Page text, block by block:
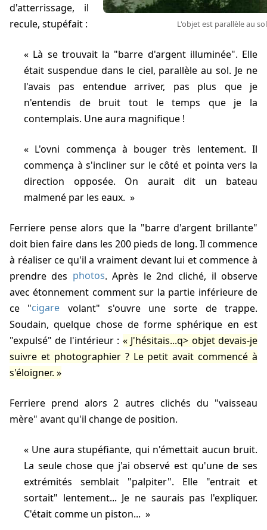
L'objet est parallèle au sol
d'atterrissage, il
recule, stupéfait :
Là se trouvait la "barre d'argent illuminée". Elle
était suspendue dans le ciel, parallèle au sol. Je ne
l'avais pas entendue arriver, pas plus que je
n'entendis de bruit tout le temps que je la
contemplais. Une aura magnifique !
L'ovni commença à bouger très lentement. Il
commença à s'incliner sur le côté et pointa vers la
direction opposée. On aurait dit un bateau
malmené par les eaux.
Ferriere pense alors que la "barre d'argent brillante"
doit bien faire dans les 200 pieds de long. Il commence
à réaliser ce qu'il a vraiment devant lui et commence à
prendre des photos. Après le 2nd cliché, il observe
avec étonnement comment sur la partie inférieure de
ce "cigare volant" s'ouvre une sorte de trappe.
Soudain, quelque chose de forme sphérique en est
"expulsé" de l'intérieur :
J'hésitais...q> objet devais-je
suivre et photographier ? Le petit avait commencé à
s'éloigner.
Ferriere prend alors 2 autres clichés du "vaisseau
mère" avant qu'il change de position.
Une aura stupéfiante, qui n'émettait aucun bruit.
La seule chose que j'ai observé est qu'une de ses
extrémités semblait "palpiter". Elle "entrait et
sortait" lentement... Je ne saurais pas l'expliquer.
C'était comme un piston...